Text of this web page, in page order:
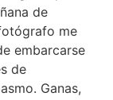
de
me
embarcarse
de
Ganas,